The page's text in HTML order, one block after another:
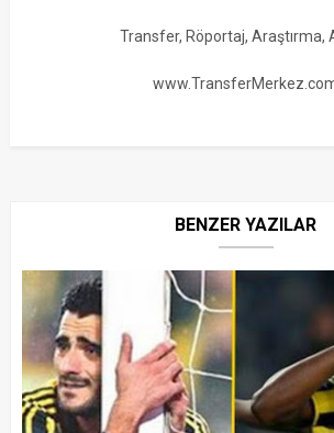
Transfer, Röportaj, Araştırma,
BENZER YAZILAR